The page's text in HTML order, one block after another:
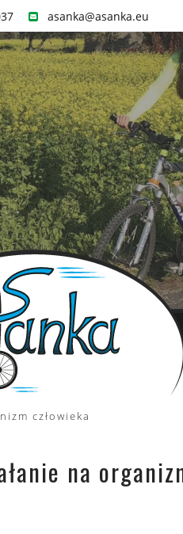
asanka@asanka.eu
człowieka
na